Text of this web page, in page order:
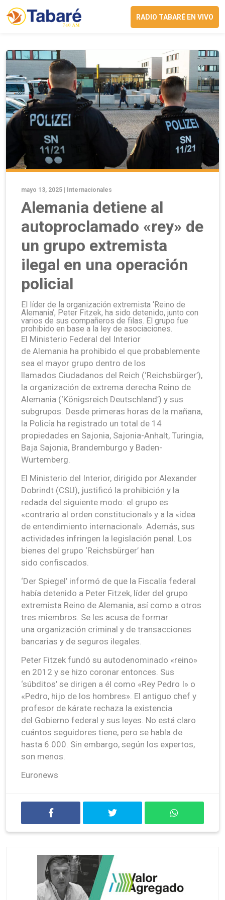
RADIO TABARÉ EN VIVO
mayo 13, 2025 | Internacionales
Alemania detiene al
autoproclamado «rey» de
un grupo extremista
ilegal en una operación
policial
El líder de la organización extremista ‘Reino de
Alemania’, Peter Fitzek, ha sido detenido, junto con
varios de sus compañeros de filas. El grupo fue
prohibido en base a la ley de asociaciones.
El Ministerio Federal del Interior
de Alemania ha prohibido el que probablemente
sea el mayor grupo dentro de los
llamados Ciudadanos del Reich (‘Reichsbürger’),
la organización de extrema derecha Reino de
Alemania (‘Königsreich Deutschland’) y sus
subgrupos. Desde primeras horas de la mañana,
la Policía ha registrado un total de 14
propiedades en Sajonia, Sajonia-Anhalt, Turingia,
Baja Sajonia, Brandemburgo y Baden-
Wurtemberg.
El Ministerio del Interior, dirigido por Alexander
Dobrindt (CSU), justificó la prohibición y la
redada del siguiente modo: el grupo es
«contrario al orden constitucional» y a la «idea
de entendimiento internacional». Además, sus
actividades infringen la legislación penal. Los
bienes del grupo ‘Reichsbürger’ han
sido confiscados.
‘Der Spiegel’ informó de que la Fiscalía federal
había detenido a Peter Fitzek, líder del grupo
extremista Reino de Alemania, así como a otros
tres miembros. Se les acusa de formar
una organización criminal y de transacciones
bancarias y de seguros ilegales.
Peter Fitzek fundó su autodenominado «reino»
en 2012 y se hizo coronar entonces. Sus
‘súbditos’ se dirigen a él como «Rey Pedro I» o
«Pedro, hijo de los hombres». El antiguo chef y
profesor de kárate rechaza la existencia
del Gobierno federal y sus leyes. No está claro
cuántos seguidores tiene, pero se habla de
hasta 6.000. Sin embargo, según los expertos,
son menos.
Euronews